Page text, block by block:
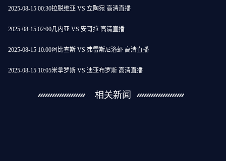
2025-08-15 00:30拉脱维亚 VS 立陶宛 高清直播
2025-08-15 02:00几内亚 VS 安哥拉 高清直播
2025-08-15 10:00阿比查斯 VS 弗雷斯尼洛虾 高清直播
2025-08-15 10:05米拿罗斯 VS 迪亚布罗斯 高清直播
相关新闻